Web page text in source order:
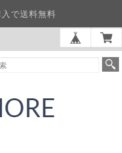
で送料無料